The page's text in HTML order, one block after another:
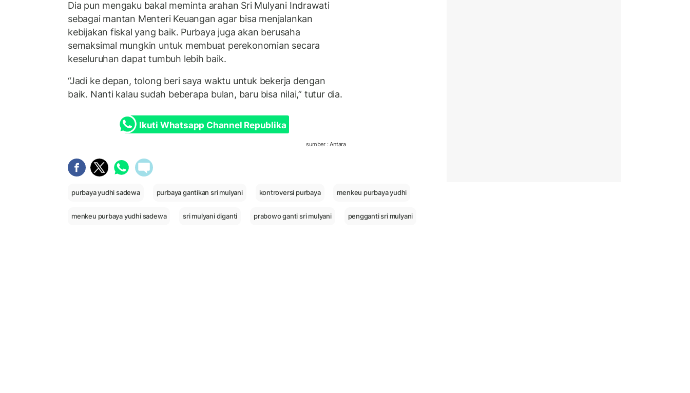
Dia pun mengaku bakal meminta arahan Sri Mulyani Indrawati
sebagai mantan Menteri Keuangan agar bisa menjalankan
kebijakan fiskal yang baik. Purbaya juga akan berusaha
semaksimal mungkin untuk membuat perekonomian secara
keseluruhan dapat tumbuh lebih baik.
“Jadi ke depan, tolong beri saya waktu untuk bekerja dengan
baik. Nanti kalau sudah beberapa bulan, baru bisa nilai,” tutur dia.
Ikuti Whatsapp Channel Republika
sumber : Antara
purbaya yudhi sadewa purbaya gantikan sri mulyani kontroversi purbaya menkeu purbaya yudhi
menkeu purbaya yudhi sadewa sri mulyani diganti prabowo ganti sri mulyani pengganti sri mulyani